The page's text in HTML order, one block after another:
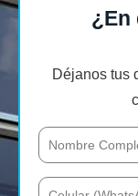
¿En
Déjanos tus